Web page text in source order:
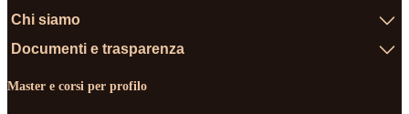
Chi siamo
Documenti e trasparenza
Master e corsi per profilo